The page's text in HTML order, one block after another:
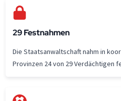
29 Festnahmen
Die Staatsanwaltschaft nahm in
Provinzen 24 von 29 Verdächtigen